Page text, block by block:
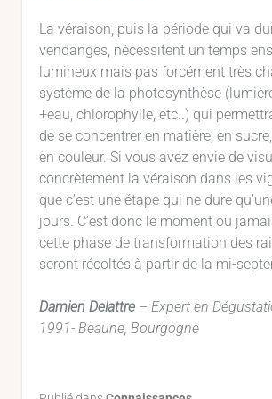
La véraison, puis la période qui va
vendanges, nécessitent un temps
lumineux mais pas forcément très
système de la photosynthèse
+eau, chlorophylle, etc..) qui
de se concentrer en matière, en
en couleur. Si vous avez envie de
concrètement la véraison dans les
que c’est une étape qui ne dure
jours. C’est donc le moment ou
cette phase de transformation des
seront récoltés à partir de la mi-
Damien Delattre– Expert en
1991- Beaune, Bourgogne